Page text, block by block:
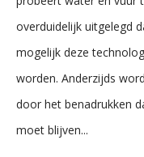
overduidelijk uitgelegd
mogelijk deze
worden. Anderzijds
door het benadrukken
moet blijven...